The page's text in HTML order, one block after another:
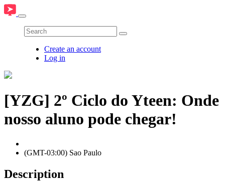
Create an account
Log in
[YZG] 2º Ciclo do Yteen: Onde
nosso aluno pode chegar!
(GMT-03:00) Sao Paulo
Description